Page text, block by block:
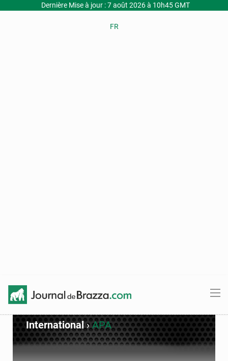
Dernière Mise à jour : 7 août 2026 à 10h45 GMT
FR
International›APA